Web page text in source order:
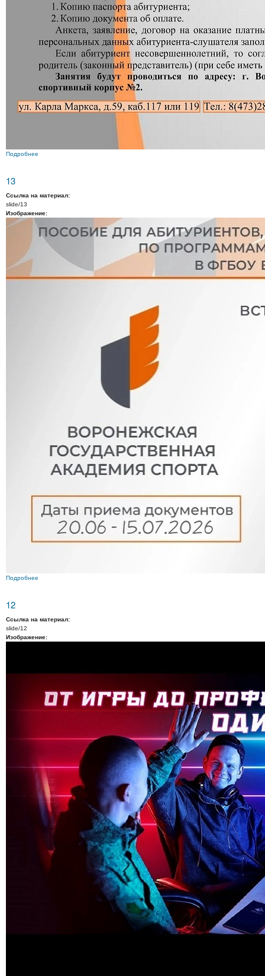
Подробнее
13
Ссылка на материал:
slide/13
Изображение:
Подробнее
12
Ссылка на материал:
slide/12
Изображение: